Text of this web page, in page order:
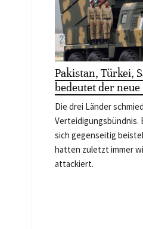
Pakistan, Türkei,
bedeutet der neue
Die drei Länder
Verteidigungsbündnis.
sich gegenseitig
hatten zuletzt immer
attackiert.